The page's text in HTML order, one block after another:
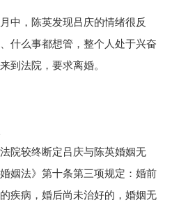
，陈英发现吕庆的情绪很反
什么事都想管，整个人处于兴奋
到法院，要求离婚。
较终断定吕庆与陈英婚姻无
姻法》第十条第三项规定：婚前
疾病，婚后尚未治好的，婚姻无